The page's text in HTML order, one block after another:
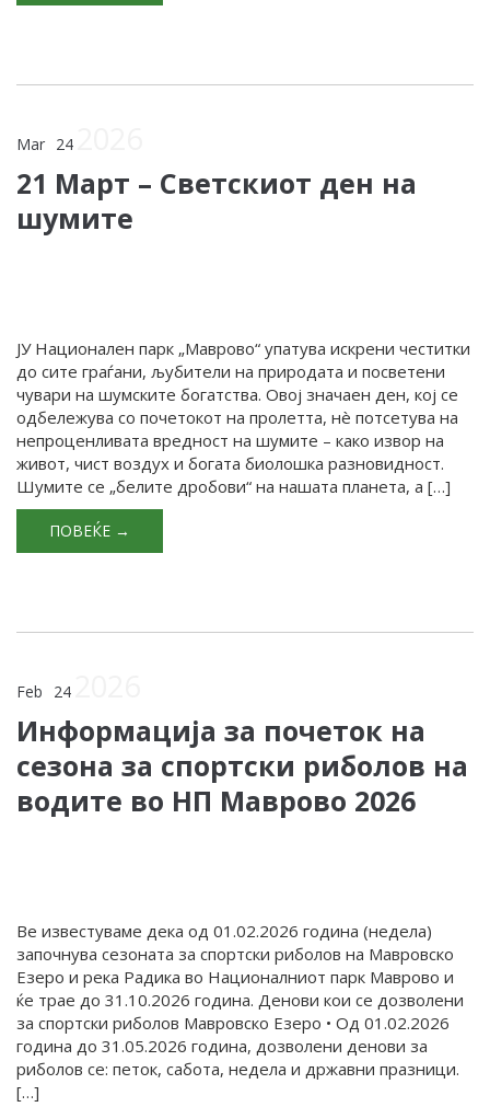
Mar 24
21 Март – Светскиот ден на
шумите
ЈУ Национален парк „Маврово“ упатува искрени честитки
до сите граѓани, љубители на природата и посветени
чувари на шумските богатства. Овој значаен ден, кој се
одбележува со почетокот на пролетта, нè потсетува на
непроценливата вредност на шумите – како извор на
живот, чист воздух и богата биолошка разновидност.
Шумите се „белите дробови“ на нашата планета, а […]
ПОВЕЌЕ →
Feb 24
Информација за почеток на
сезона за спортски риболов на
водите во НП Маврово 2026
Ве известуваме дека од 01.02.2026 година (недела)
започнува сезоната за спортски риболов на Мавровско
Езеро и река Радика во Националниот парк Маврово и
ќе трае до 31.10.2026 година. Денови кои се дозволени
за спортски риболов Мавровско Езеро • Од 01.02.2026
година до 31.05.2026 година, дозволени денови за
риболов се: петок, сабота, недела и државни празници.
[…]